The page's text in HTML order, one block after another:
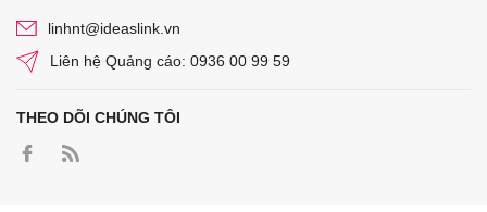
linhnt@ideaslink.vn
Liên hệ Quảng cáo: 0936 00 99 59
THEO DÕI CHÚNG TÔI